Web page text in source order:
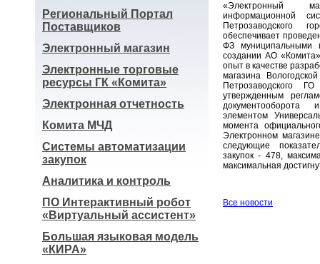
Региональный Портал
Поставщиков
Электронный магазин
Электронные торговые
ресурсы ГК «Комита»
Электронная отчетность
Комита МЧД
Системы автоматизации
закупок
Аналитика и контроль
ПО Интерактивный робот
«Виртуальный ассистент»
Большая языковая модель
«КИРА»
«Электронный
информационной
Петрозаводского
обеспечивает
ФЗ муниципальными
создании АО
опыт в качестве
магазина
Петрозаводского
утвержденным
документооборота
элементом
момента
Электронном
следующие
закупок - 478,
максимальная
Все новости